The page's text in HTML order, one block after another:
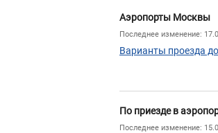
Аэропорты Москвы
Последнее изменение:
Варианты проезда
По приезде в
Последнее изменение: